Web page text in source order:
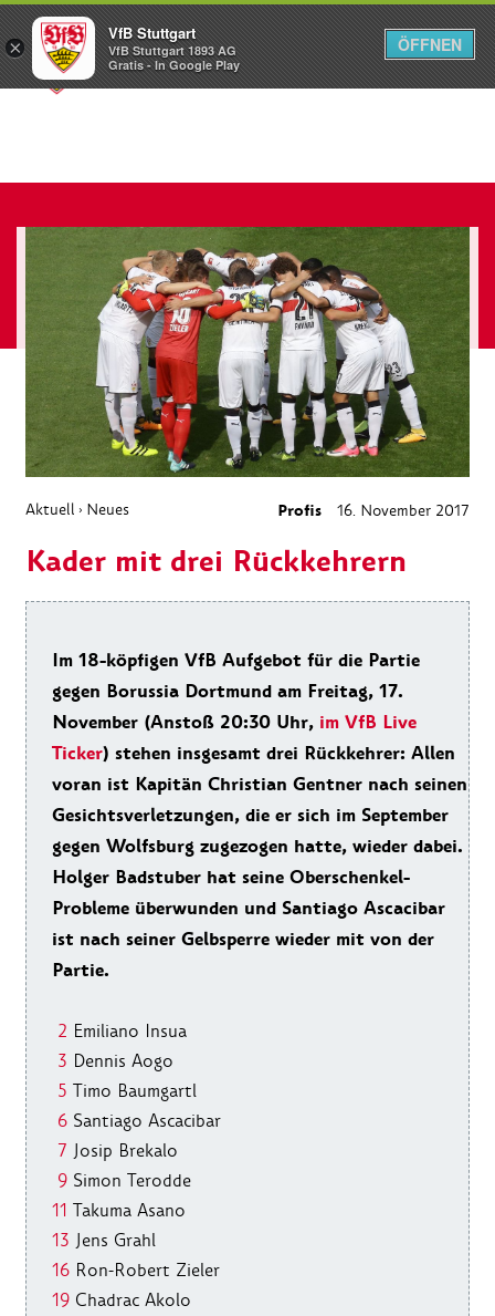
Menü
Aktuell › Neues Profis 16. November 2017
Kader mit drei Rückkehrern
Im 18-köpfigen VfB Aufgebot für die Partie
gegen Borussia Dortmund am Freitag, 17.
November (Anstoß 20:30 Uhr, im VfB Live
Ticker) stehen insgesamt drei Rückkehrer: Allen
voran ist Kapitän Christian Gentner nach seinen
Gesichtsverletzungen, die er sich im September
gegen Wolfsburg zugezogen hatte, wieder dabei.
Holger Badstuber hat seine Oberschenkel-
Probleme überwunden und Santiago Ascacibar
ist nach seiner Gelbsperre wieder mit von der
Partie.
2 Emiliano Insua
3 Dennis Aogo
5 Timo Baumgartl
6 Santiago Ascacibar
7 Josip Brekalo
9 Simon Terodde
11 Takuma Asano
13 Jens Grahl
16 Ron-Robert Zieler
19 Chadrac Akolo
×
VfB Stuttgart
VfB Stuttgart 1893 AG
Gratis - In Google Play
ÖFFNEN